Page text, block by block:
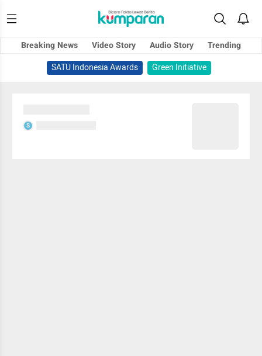
Breaking News Video Story Audio Story
Trending
SATU Indonesia Awards
Green Initiative
S